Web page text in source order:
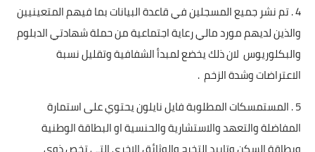
4 . تم نشر جميع المسجلين في قاعدة البيانات بما فيهم المتعينيين
والذين لديهم مورد مالي رعاية اجتماعية من حملة شهادتي الدبلوم
والبكلوريوس لان ذلك يخضع لمبدأ الشفافية وتقليل نسبة
الاعتراضات وشدة الزخم .
5 . المستمسكات المطلوبة فايل نايلون يحتوي على استمارة
المفاضلة والتعهد والاستشارية والحنسية او البطاقة الوطنية